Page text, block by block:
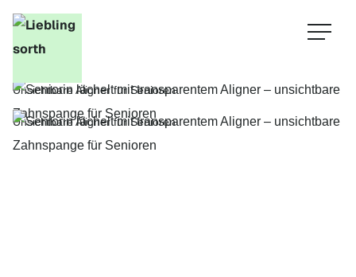
Unsichtbare Aligner für Senioren
Unsichtbare Aligner für Senioren